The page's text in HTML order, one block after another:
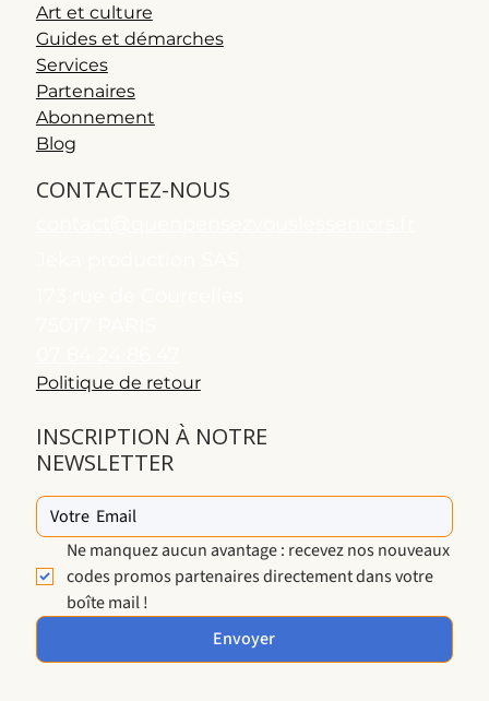
CONTACTEZ-NOUS
Art et culture
Guides et démarches
Services
Partenaires
Abonnement
Blog
Politique de retour
INSCRIPTION À NOTRE
NEWSLETTER
Ne manquez aucun avantage : recevez nos nouveaux
codes promos partenaires directement dans votre
boîte mail !
Envoyer